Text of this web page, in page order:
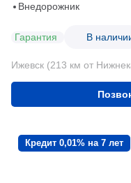
Внедорожник
Гарантия В
Ижевск (213 км от
Кредит 0,01% на 7 лет